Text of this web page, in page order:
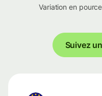
Variation en
Suivez